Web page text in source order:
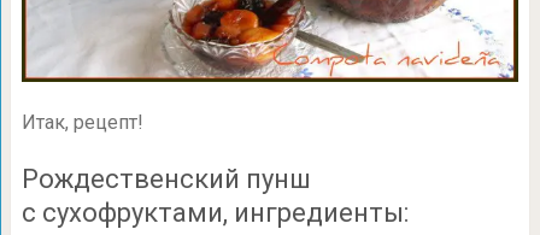
Итак, рецепт!
Рождественский пунш
с сухофруктами, ингредиенты: